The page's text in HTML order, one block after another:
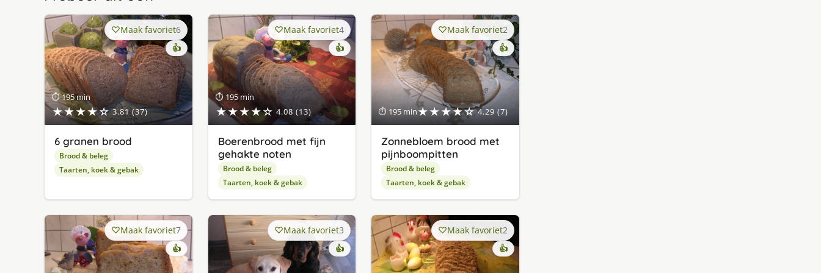
⏱ 195 min
★★★★☆ 3.81 (37)
Maak favoriet6
👍
6 granen brood
Brood & beleg
Taarten, koek & gebak
⏱ 195 min
★★★★☆ 4.08 (13)
Maak favoriet4
👍
Boerenbrood met fijn
gehakte noten
Brood & beleg
Taarten, koek & gebak
⏱ 195 min★★★★☆ 4.29 (7)
Maak favoriet2
👍
Zonnebloem brood met
pijnboompitten
Brood & beleg
Taarten, koek & gebak
Maak favoriet7
👍
Maak favoriet3
👍
Maak favoriet2
👍